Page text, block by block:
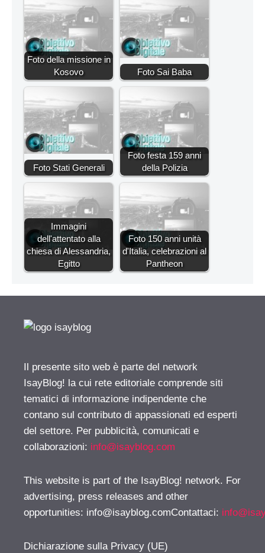
Foto della missione in
Kosovo
Foto Sai Baba
Foto Stati Generali
Foto festa 159 anni
della Polizia
Immagini
dell'attentato alla
chiesa di Alessandria,
Egitto
Foto 150 anni unità
d'Italia, celebrazioni al
Pantheon
Il presente sito web è parte del network
IsayBlog! la cui rete editoriale comprende siti
tematici di informazione indipendente che
contano sul contributo di appassionati ed esperti
del settore. Per pubblicità, comunicati e
collaborazioni: info@isayblog.com
This website is part of the IsayBlog! network. For
advertising, press releases and other
opportunities: info@isayblog.comContattaci:
Dichiarazione sulla Privacy (UE)